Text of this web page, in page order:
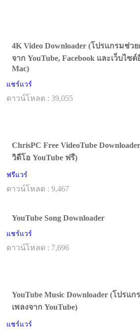
4K Video Downloader (โปรแกรมช่ว
จาก YouTube, Facebook และเว็บไซ
Mac)
แชร์แวร์
ดาวน์โหลด : 39,055
ChrisPC Free VideoTube
วิดีโอ YouTube ฟรี)
ฟรีแวร์
ดาวน์โหลด : 9,467
YouTube Song Downloader
แชร์แวร์
ดาวน์โหลด : 7,696
YouTube Music Downloader (โปรแ
เพลงจาก YouTube)
แชร์แวร์